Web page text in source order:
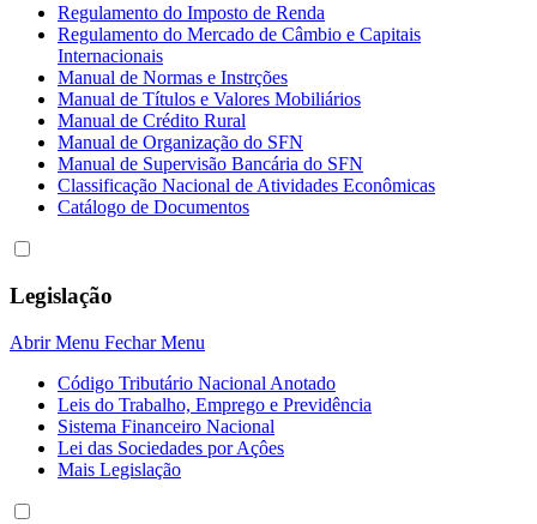
Regulamento do Imposto de Renda
Regulamento do Mercado de Câmbio e Capitais
Internacionais
Manual de Normas e Instrções
Manual de Títulos e Valores Mobiliários
Manual de Crédito Rural
Manual de Organização do SFN
Manual de Supervisão Bancária do SFN
Classificação Nacional de Atividades Econômicas
Catálogo de Documentos
Legislação
Abrir Menu Fechar Menu
Código Tributário Nacional Anotado
Leis do Trabalho, Emprego e Previdência
Sistema Financeiro Nacional
Lei das Sociedades por Açôes
Mais Legislação